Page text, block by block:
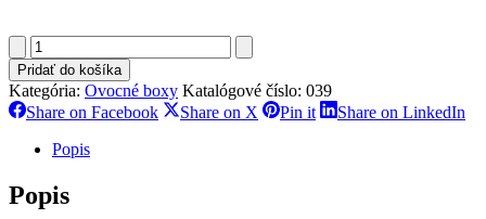
množstvo
Pink
Love
Box
Pridať do košíka
Kategória: Ovocné boxy Katalógové číslo: 039
Share on FacebookShareShare on X SharePin itShareShare on LinkedIn
Popis
Popis